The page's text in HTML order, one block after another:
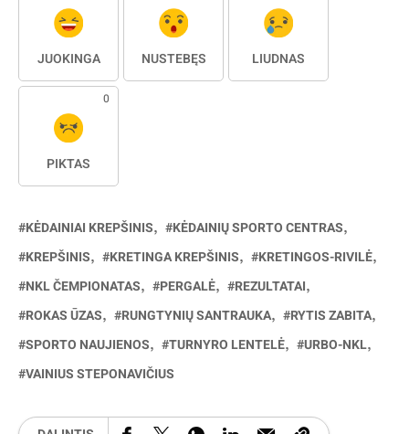
JUOKINGA NUSTEBĘS LIŪDNAS
0
PIKTAS
KĖDAINIAI KREPŠINIS
KĖDAINIŲ SPORTO CENTRAS
KREPŠINIS
KRETINGA KREPŠINIS
KRETINGOS-RIVILĖ
NKL ČEMPIONATAS
PERGALĖ
REZULTATAI
ROKAS ŪZAS
RUNGTYNIŲ SANTRAUKA
RYTIS ZABITA
SPORTO NAUJIENOS
TURNYRO LENTELĖ
URBO-NKL
VAINIUS STEPONAVIČIUS